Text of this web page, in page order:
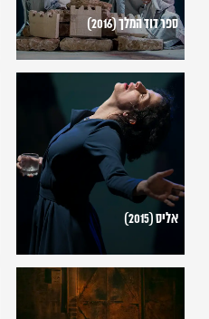
ספר דוד המלך (2016)
אליס
אליס (2015)
פיניטה